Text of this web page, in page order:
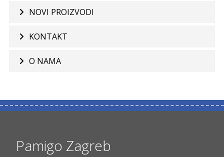
NOVI PROIZVODI
KONTAKT
O NAMA
Pamigo Zagreb